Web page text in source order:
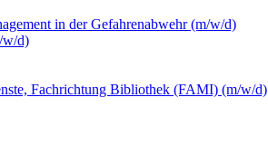
in der Gefahrenabwehr (m/w/d)
w/d)
Fachrichtung Bibliothek (FAMI) (m/w/d)